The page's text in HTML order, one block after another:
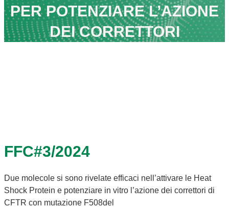
PER POTENZIARE L’AZIONE
DEI CORRETTORI
FFC#3/2024
Due molecole si sono rivelate efficaci nell’attivare le Heat
Shock Protein e potenziare in vitro l’azione dei correttori di
CFTR con mutazione F508del